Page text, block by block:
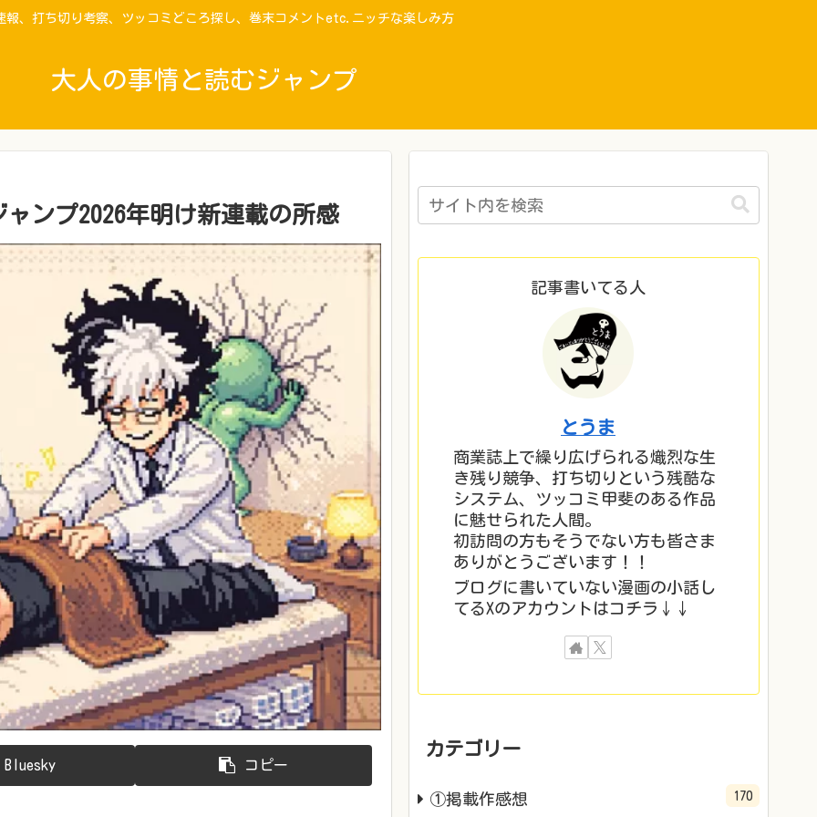
報、打ち切り考察、ツッコミどころ探し、巻末コメントetc.ニッチな楽しみ方
大人の事情と読むジャンプ
ンプ2026年明け新連載の所感
Bluesky コピー
記事書いてる人
とうま
商業誌上で繰り広げられる熾烈な生
き残り競争、打ち切りという残酷な
システム、ツッコミ甲斐のある作品
に魅せられた人間。
初訪問の方もそうでない方も皆さま
ありがとうございます！！
ブログに書いていない漫画の小話し
てるXのアカウントはコチラ↓↓
カテゴリー
①掲載作感想 170